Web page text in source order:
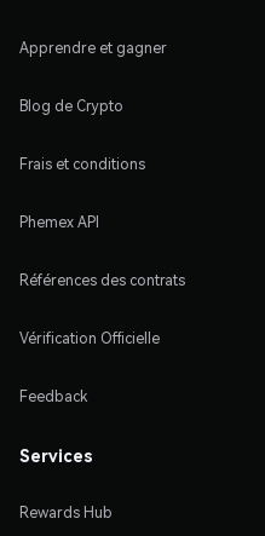
Apprendre et gagner
Blog de Crypto
Frais et conditions
Phemex API
Références des contrats
Vérification Officielle
Feedback
Services
Rewards Hub